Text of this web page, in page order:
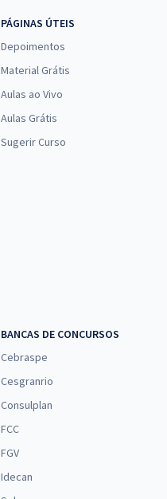
PÁGINAS ÚTEIS
Depoimentos
Material Grátis
Aulas ao Vivo
Aulas Grátis
Sugerir Curso
BANCAS DE CONCURSOS
Cebraspe
Cesgranrio
Consulplan
FCC
FGV
Idecan